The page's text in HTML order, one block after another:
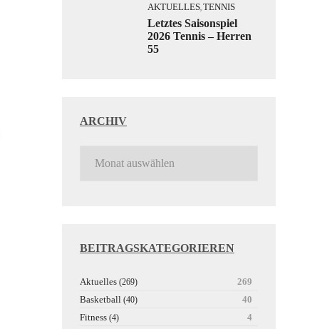
AKTUELLES, TENNIS
Letztes Saisonspiel
2026 Tennis – Herren
55
ARCHIV
BEITRAGSKATEGORIEREN
Aktuelles (269)
269
Basketball (40)
40
Fitness (4)
4